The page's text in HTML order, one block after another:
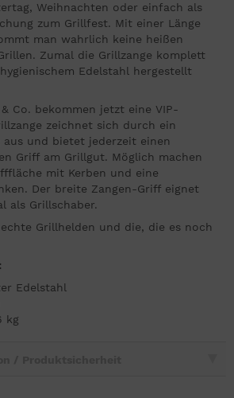
Weihnachten oder einfach als
zum Grillfest. Mit einer Länge
man wahrlich keine heißen
Zumal die Grillzange komplett
Edelstahl hergestellt
Co. bekommen jetzt eine VIP-
zeichnet sich durch ein
aus und bietet jederzeit einen
Griff am Grillgut. Möglich machen
mit Kerben und eine
Der breite Zangen-Griff eignet
als Grillschaber.
Grillhelden und die, die es noch
Edelstahl
kg